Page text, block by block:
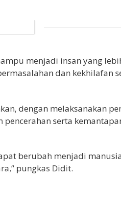
menjadi insan yang
dan kekhilafan
dengan melaksanakan
serta
berubah menjadi
pungkas Didit.